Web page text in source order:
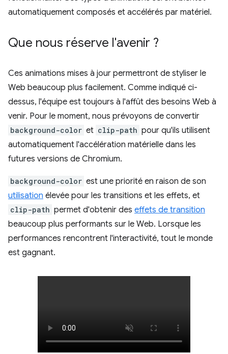
automatiquement composés et accélérés par matériel.
Que nous réserve l'avenir ?
Ces animations mises à jour permettront de styliser le
Web beaucoup plus facilement. Comme indiqué ci-
dessus, l'équipe est toujours à l'affût des besoins Web à
venir. Pour le moment, nous prévoyons de convertir
background-color et clip-path pour qu'ils utilisent
automatiquement l'accélération matérielle dans les
futures versions de Chromium.
background-color est une priorité en raison de son
utilisation élevée pour les transitions et les effets, et
clip-path permet d'obtenir des effets de transition
beaucoup plus performants sur le Web. Lorsque les
performances rencontrent l'interactivité, tout le monde
est gagnant.